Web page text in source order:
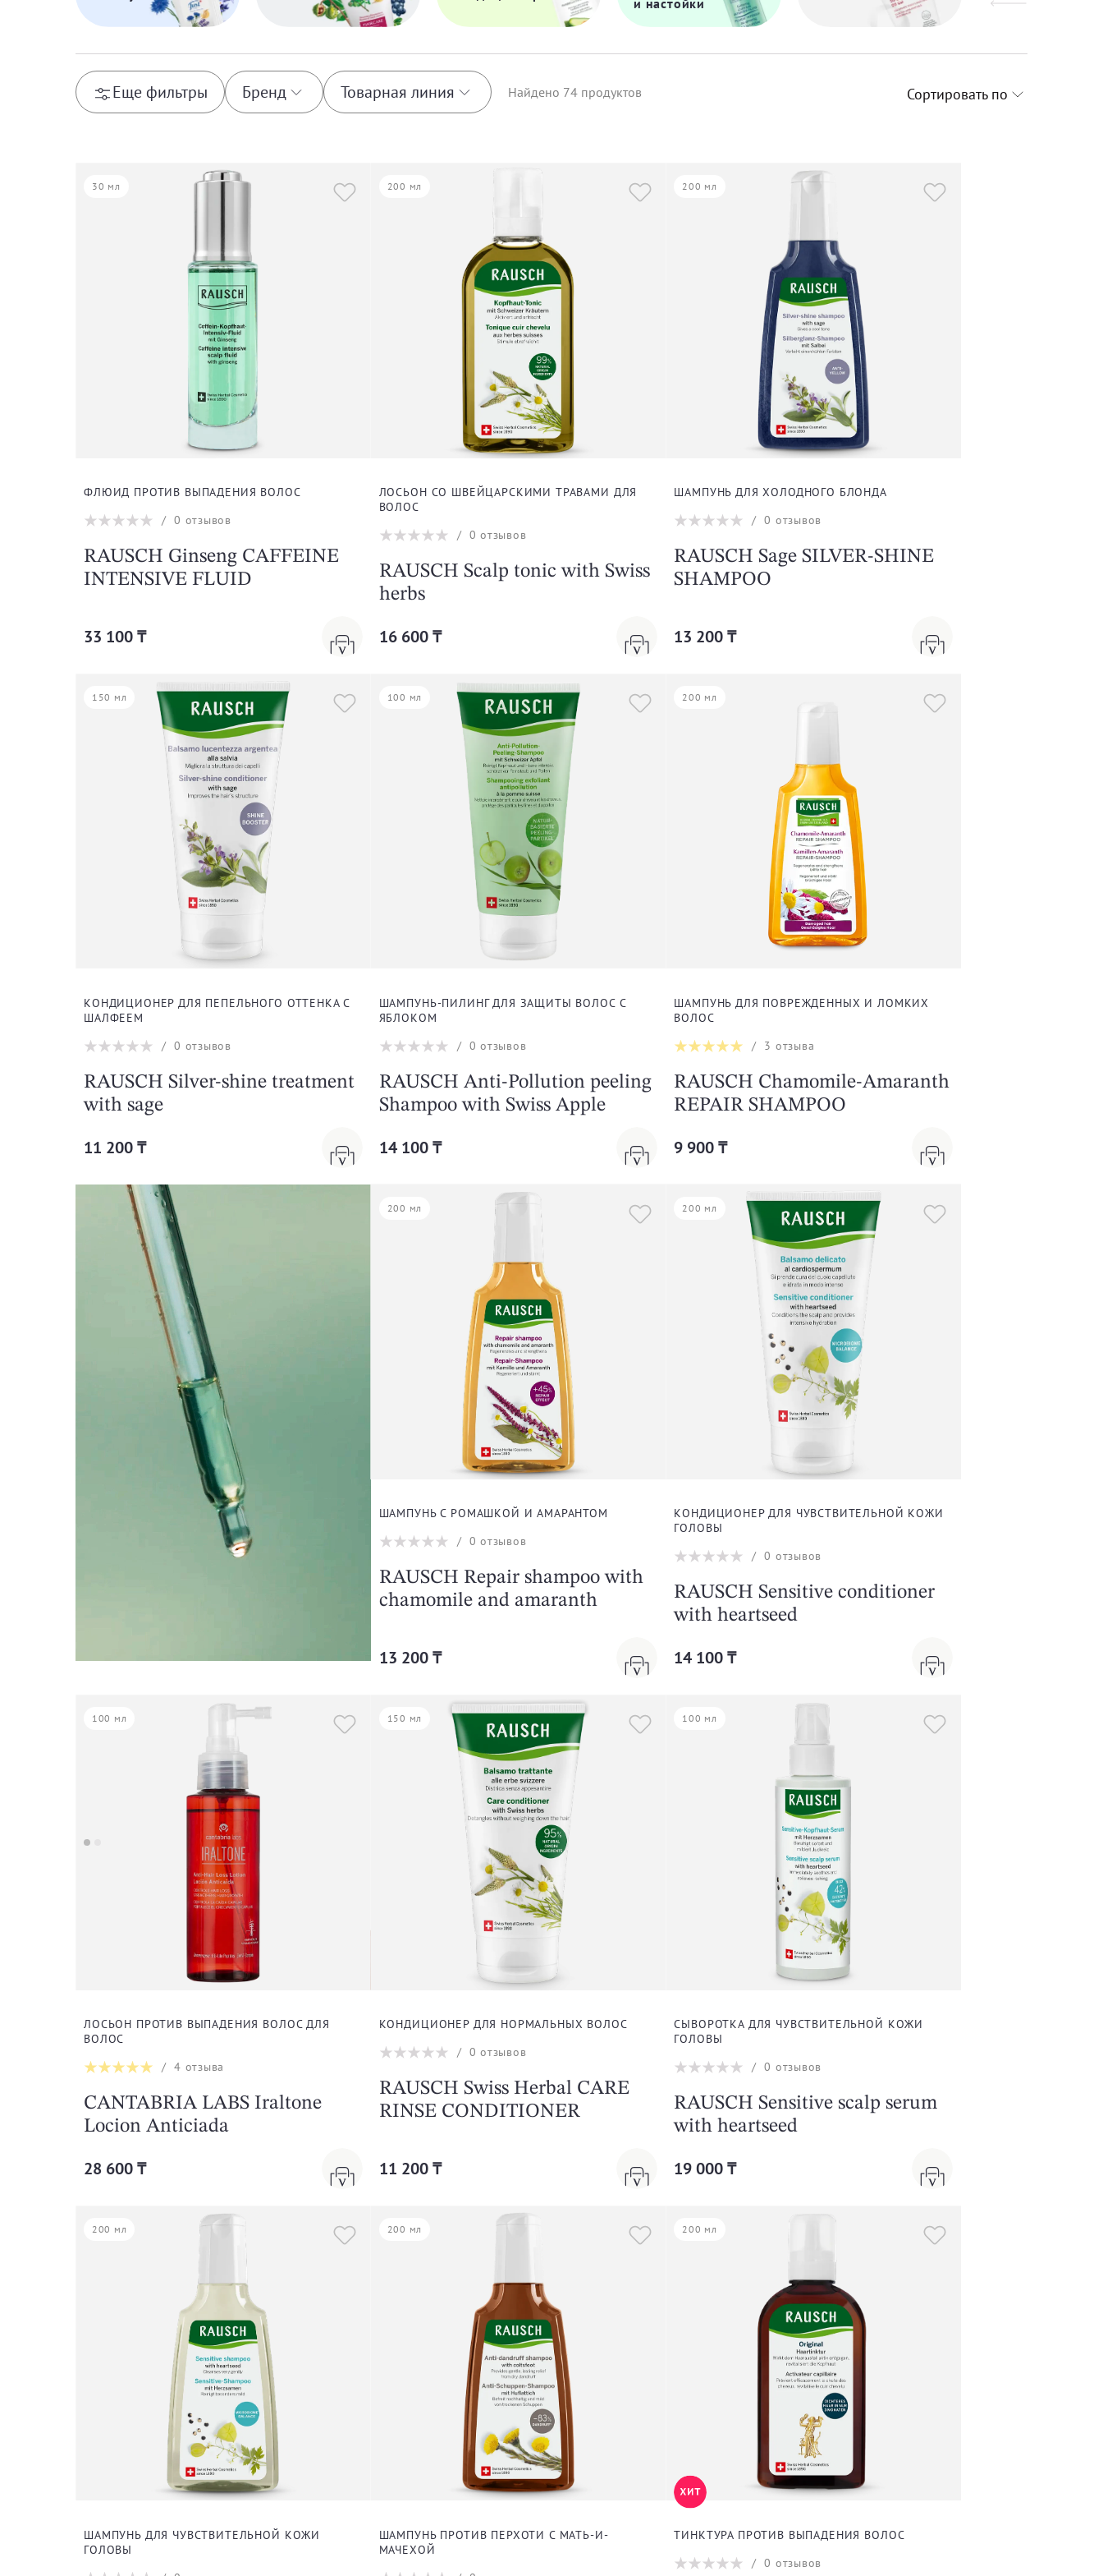
и настойки
Еще фильтры Бренд
Cantabria Labs Rausch
Товарная линия
Amaranth
Calmoderm
Coltsfoot
Coltsfoot Antidundruff
Egg-Oil
Ginseng
Iraltone
Repair
Silver shine
Sun Soul
Swiss Herbal
Wheatgerm
Wild Rose
Willow Bark
Найдено 74 продуктов Сортировать по
30 мл
ФЛЮИД ПРОТИВ ВЫПАДЕНИЯ ВОЛОС
/0 отзывов
RAUSCH Ginseng CAFFEINE
INTENSIVE FLUID
33 100 ₸
200 мл
ЛОСЬОН СО ШВЕЙЦАРСКИМИ ТРАВАМИ ДЛЯ
ВОЛОС
/ 0 отзывов
RAUSCH Scalp tonic with Swiss
herbs
16 600 ₸
200 мл
ШАМПУНЬ ДЛЯ ХОЛОДНОГО БЛОНДА
/0 отзывов
RAUSCH Sage SILVER-SHINE
SHAMPOO
13 200 ₸
150 мл
КОНДИЦИОНЕР ДЛЯ ПЕПЕЛЬНОГО ОТТЕНКА С
ШАЛФЕЕМ
/0 отзывов
RAUSCH Silver-shine treatment
with sage
11 200 ₸
100 мл
ШАМПУНЬ-ПИЛИНГ ДЛЯ ЗАЩИТЫ ВОЛОС С
ЯБЛОКОМ
/ 0 отзывов
RAUSCH Anti-Pollution peeling
Shampoo with Swiss Apple
14 100 ₸
200 мл
ШАМПУНЬ ДЛЯ ПОВРЕЖДЕННЫХ И ЛОМКИХ
ВОЛОС
/ 3 отзыва
RAUSCH Chamomile-Amaranth
REPAIR SHAMPOO
9 900 ₸
200 мл
ШАМПУНЬ С РОМАШКОЙ И АМАРАНТОМ
/ 0 отзывов
RAUSCH Repair shampoo with
chamomile and amaranth
13 200 ₸
200 мл
КОНДИЦИОНЕР ДЛЯ ЧУВСТВИТЕЛЬНОЙ КОЖИ
ГОЛОВЫ
/0 отзывов
RAUSCH Sensitive conditioner
with heartseed
14 100 ₸
100 мл
ЛОСЬОН ПРОТИВ ВЫПАДЕНИЯ ВОЛОС ДЛЯ
ВОЛОС
/4 отзыва
CANTABRIA LABS Iraltone
Locion Anticiada
28 600 ₸
150 мл
КОНДИЦИОНЕР ДЛЯ НОРМАЛЬНЫХ ВОЛОС
/ 0 отзывов
RAUSCH Swiss Herbal CARE
RINSE CONDITIONER
11 200 ₸
100 мл
СЫВОРОТКА ДЛЯ ЧУВСТВИТЕЛЬНОЙ КОЖИ
ГОЛОВЫ
/0 отзывов
RAUSCH Sensitive scalp serum
with heartseed
19 000 ₸
200 мл
ШАМПУНЬ ДЛЯ ЧУВСТВИТЕЛЬНОЙ КОЖИ
ГОЛОВЫ
200 мл
ШАМПУНЬ ПРОТИВ ПЕРХОТИ С МАТЬ-И-
МАЧЕХОЙ
200 мл
ТИНКТУРА ПРОТИВ ВЫПАДЕНИЯ ВОЛОС
/0 отзывов